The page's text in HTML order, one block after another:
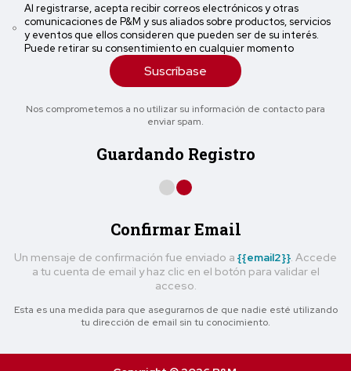
Al registrarse, acepta recibir correos electrónicos y otras
comunicaciones de P&M y sus aliados sobre productos, servicios
y eventos que ellos consideren que pueden ser de su interés.
Puede retirar su consentimiento en cualquier momento
Suscríbase
Nos comprometemos a no utilizar su información de contacto para
enviar spam.
Guardando Registro
Confirmar Email
Un mensaje de confirmación fue enviado a {{email2}} . Accede
a tu cuenta de email y haz clic en el botón para validar el
acceso.
Esta es una medida para que asegurarnos de que nadie esté utilizando
tu dirección de email sin tu conocimiento.